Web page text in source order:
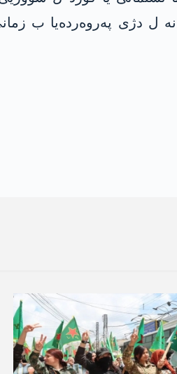
ل دژی پەروەردەیا ب